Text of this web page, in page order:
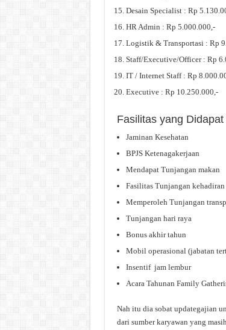
Desain Specialist : Rp
HR Admin : Rp 5.000.000,-
Logistik & Transportasi : Rp
Staff/Executive/Officer : Rp
IT / Internet Staff : Rp
Executive : Rp 10.250.000,-
Fasilitas yang
Jaminan Kesehatan
BPJS Ketenagakerjaan
Mendapat Tunjangan makan
Fasilitas Tunjangan kehadiran
Memperoleh Tunjangan
Tunjangan hari raya
Bonus akhir tahun
Mobil operasional (jabatan
Insentif jam lembur
Acara Tahunan Family
Nah itu dia sobat updategajian
dari sumber karyawan yang